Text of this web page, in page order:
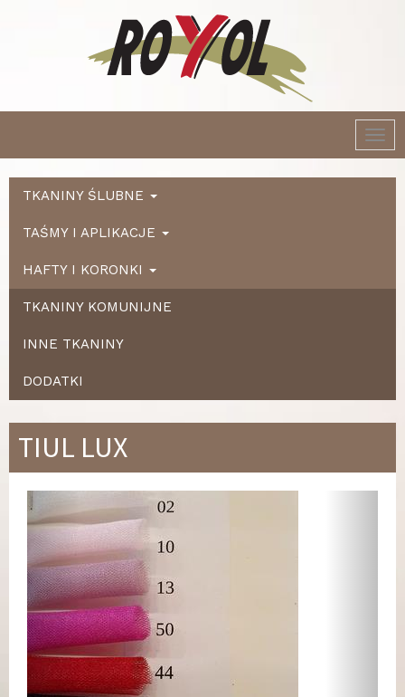
TKANINY ŚLUBNE
TAŚMY I APLIKACJE
HAFTY I KORONKI
TKANINY KOMUNIJNE
INNE TKANINY
DODATKI
TIUL LUX
Wstecz